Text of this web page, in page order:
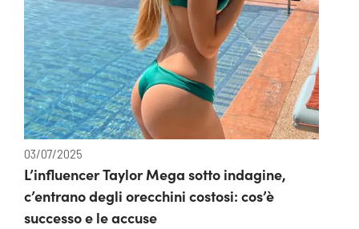
03/07/2025
L’influencer Taylor Mega sotto indagine,
c’entrano degli orecchini costosi: cos’è
successo e le accuse